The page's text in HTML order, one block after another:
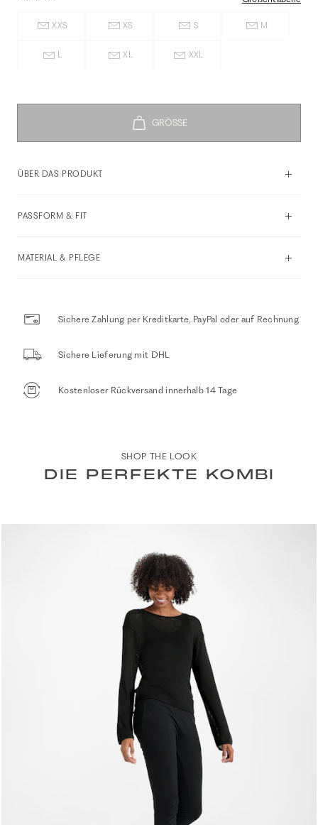
XXS XS S M
L XL XXL
ÜBER DAS PRODUKT
PASSFORM & FIT
MATERIAL & PFLEGE
Sichere Zahlung per Kreditkarte, PayPal oder auf Rechnung
Sichere Lieferung mit DHL
Kostenloser Rückversand innerhalb 14 Tage
SHOP THE LOOK
DIE PERFEKTE KOMBI